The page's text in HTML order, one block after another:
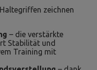
zeichnen
– die verstärkte
Stabilität und
Training mit